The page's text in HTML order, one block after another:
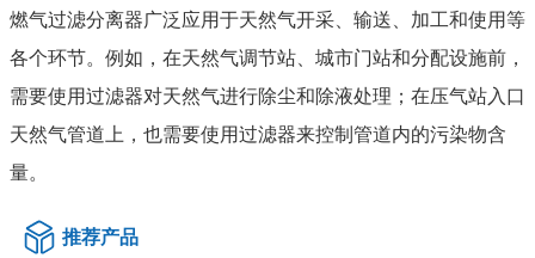
燃气过滤分离器广泛应用于天然气开采、输送、加工和使用等
各个环节。例如，在天然气调节站、城市门站和分配设施前，
需要使用过滤器对天然气进行除尘和除液处理；在压气站入口
天然气管道上，也需要使用过滤器来控制管道内的污染物含
量。
推荐产品